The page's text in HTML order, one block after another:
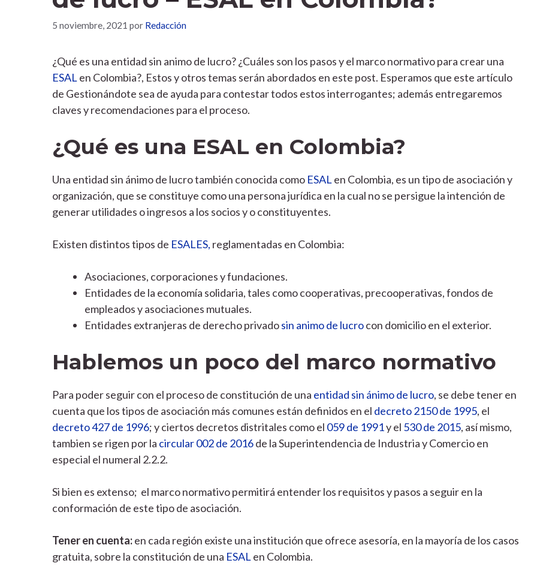
5 noviembre, 2021 por Redacción
¿Qué es una entidad sin animo de lucro? ¿Cuáles son los pasos y el marco normativo para crear una
ESALen Colombia?, Estos y otros temas serán abordados en este post. Esperamos que este artículo
de Gestionándote sea de ayuda para contestar todos estos interrogantes; además entregaremos
claves y recomendaciones para el proceso.
¿Qué es una ESAL en Colombia?
Una entidad sin ánimo de lucro también conocida como ESALen Colombia, es un tipo de asociación y
organización, que se constituye como una persona jurídica en la cual no se persigue la intención de
generar utilidades o ingresos a los socios y o constituyentes.
Existen distintos tipos de ESALES, reglamentadas en Colombia:
Asociaciones, corporaciones y fundaciones.
Entidades de la economía solidaria, tales como cooperativas, precooperativas, fondos de
empleados y asociaciones mutuales.
Entidades extranjeras de derecho privadosin animo de lucrocon domicilio en el exterior.
Hablemos un poco del marco normativo
Para poder seguir con el proceso de constitución de una entidad sin ánimo de lucro, se debe tener en
cuenta que los tipos de asociación más comunes están definidos en el decreto 2150 de 1995, el
decreto 427 de 1996; y ciertos decretos distritales como el 059 de 1991y el 530 de 2015, así mismo,
tambien se rigen por la circular 002 de 2016de la Superintendencia de Industria y Comercio en
especial el numeral 2.2.2.
Si bien es extenso; el marco normativo permitirá entender los requisitos y pasos a seguir en la
conformación de este tipo de asociación.
Tener en cuenta:en cada región existe una institución que ofrece asesoría, en la mayoría de los casos
gratuita, sobre la constitución de una ESALen Colombia.